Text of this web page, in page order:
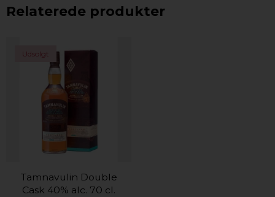
Relaterede produkter
Udsolgt
Tamnavulin Double
Cask 40% alc. 70 cl.